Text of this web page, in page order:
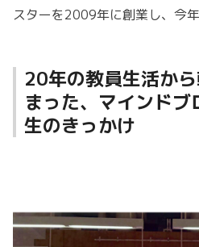
スターを2009年に創業し、今
20年の教員生活か
まった、マインド
生のきっかけ